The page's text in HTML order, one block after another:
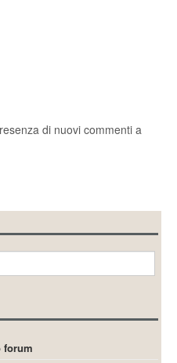
di nuovi commenti a
forum